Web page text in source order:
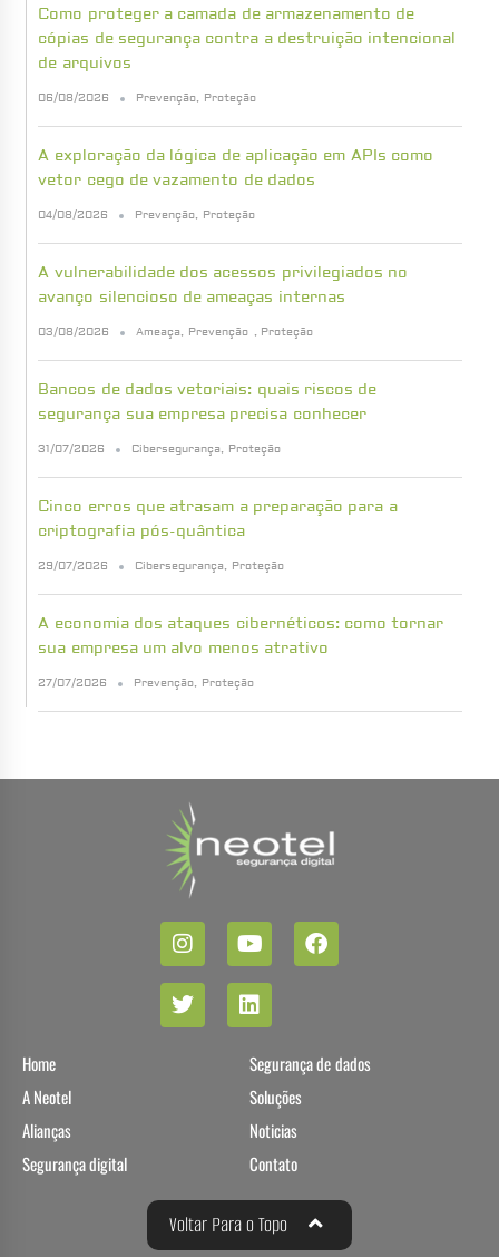
Como proteger a camada de armazenamento de
cópias de segurança contra a destruição intencional
de arquivos
06/08/2026 Prevenção, Proteção
A exploração da lógica de aplicação em APIs como
vetor cego de vazamento de dados
04/08/2026 Prevenção, Proteção
A vulnerabilidade dos acessos privilegiados no
avanço silencioso de ameaças internas
03/08/2026 Ameaça, Prevenção , Proteção
Bancos de dados vetoriais: quais riscos de
segurança sua empresa precisa conhecer
31/07/2026 Cibersegurança, Proteção
Cinco erros que atrasam a preparação para a
criptografia pós-quântica
29/07/2026 Cibersegurança, Proteção
A economia dos ataques cibernéticos: como tornar
sua empresa um alvo menos atrativo
27/07/2026 Prevenção, Proteção
Home
A Neotel
Alianças
Segurança digital
Segurança de dados
Soluções
Noticias
Contato
Voltar Para o Topo